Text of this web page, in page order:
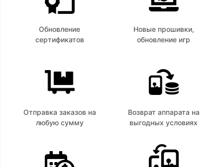
Обновление
сертификатов
Новые прошивки,
обновление игр
Отправка заказов на
любую сумму
Возврат аппарата на
выгодных условиях